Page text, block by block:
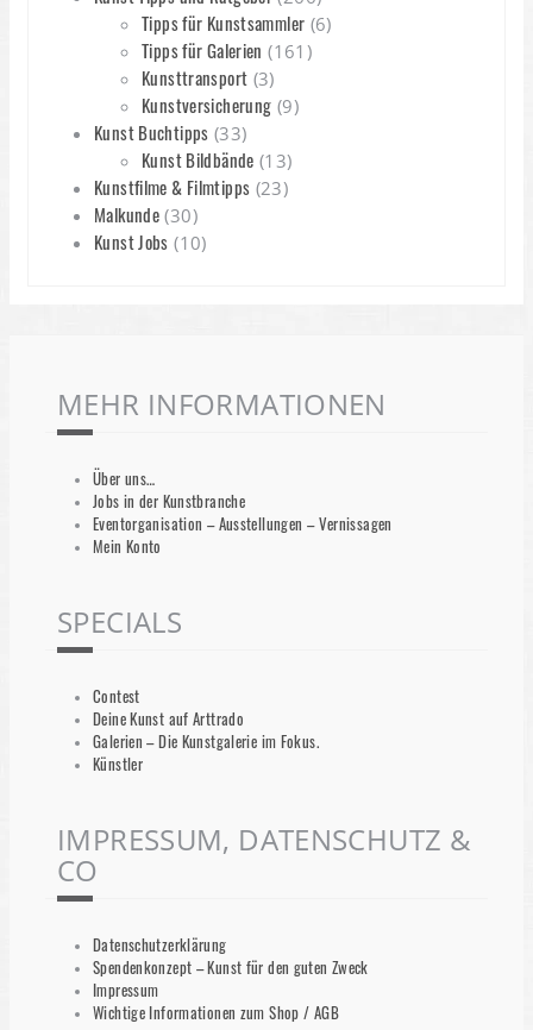
Tipps für Kunstsammler (6)
Tipps für Galerien (161)
Kunsttransport (3)
Kunstversicherung (9)
Kunst Buchtipps (33)
Kunst Bildbände (13)
Kunstfilme & Filmtipps (23)
Malkunde (30)
Kunst Jobs (10)
MEHR INFORMATIONEN
Über uns…
Jobs in der Kunstbranche
Eventorganisation – Ausstellungen – Vernissagen
Mein Konto
SPECIALS
Contest
Deine Kunst auf Arttrado
Galerien – Die Kunstgalerie im Fokus.
Künstler
IMPRESSUM, DATENSCHUTZ &
CO
Datenschutzerklärung
Spendenkonzept – Kunst für den guten Zweck
Impressum
Wichtige Informationen zum Shop / AGB